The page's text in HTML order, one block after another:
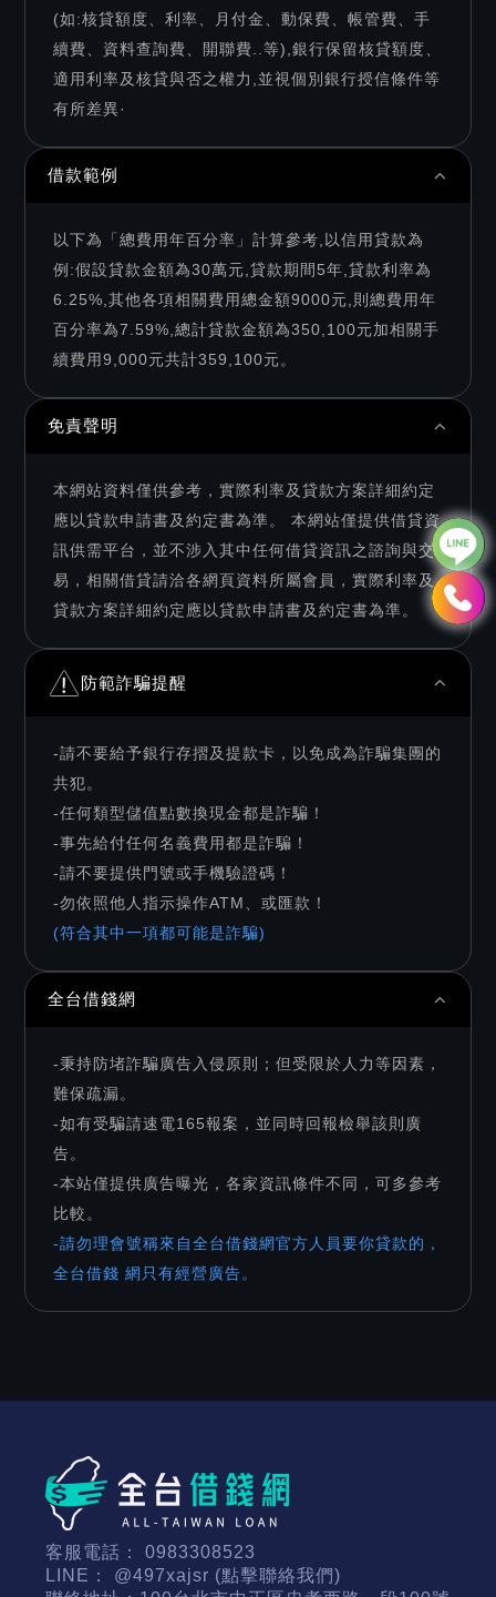
(如:核貸額度、利率、月付金、動保費、帳管費、手
續費、資料查詢費、開聯費..等),銀行保留核貸額度、
適用利率及核貸與否之權力,並視個別銀行授信條件等
有所差異·
借款範例
以下為「總費用年百分率」計算參考,以信用貸款為
例:假設貸款金額為30萬元,貸款期間5年,貸款利率為
6.25%,其他各項相關費用總金額9000元,則總費用年
百分率為7.59%,總計貸款金額為350,100元加相關手
續費用9,000元共計359,100元。
免責聲明
本網站資料僅供參考，實際利率及貸款方案詳細約定
應以貸款申請書及約定書為準。 本網站僅提供借貸資
訊供需平台，並不涉入其中任何借貸資訊之諮詢與交
易，相關借貸請洽各網頁資料所屬會員，實際利率及
貸款方案詳細約定應以貸款申請書及約定書為準。
防範詐騙提醒
-請不要給予銀行存摺及提款卡，以免成為詐騙集團的
共犯。
-任何類型儲值點數換現金都是詐騙！
-事先給付任何名義費用都是詐騙！
-請不要提供門號或手機驗證碼！
-勿依照他人指示操作ATM、或匯款！
(符合其中一項都可能是詐騙)
全台借錢網
-秉持防堵詐騙廣告入侵原則；但受限於人力等因素，
難保疏漏。
-如有受騙請速電165報案，並同時回報檢舉該則廣
告。
-本站僅提供廣告曝光，各家資訊條件不同，可多參考
比較。
-請勿理會號稱來自全台借錢網官方人員要你貸款的，
全台借錢 網只有經營廣告。
客服電話： 0983308523
LINE： @497xajsr (點擊聯絡我們)